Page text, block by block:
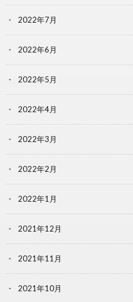
2022年7月
2022年6月
2022年5月
2022年4月
2022年3月
2022年2月
2022年1月
2021年12月
2021年11月
2021年10月